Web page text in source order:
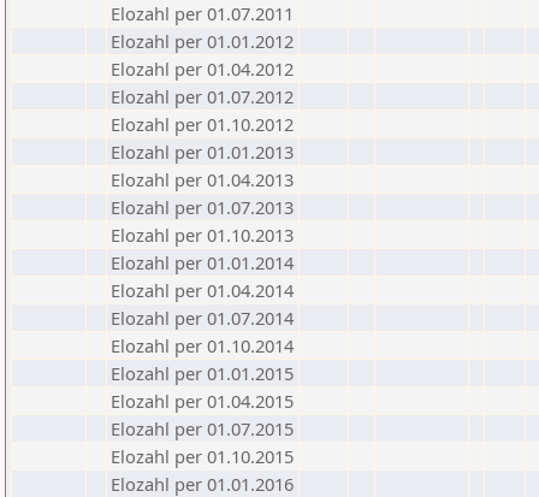
Elozahl per 01.07.2011
Elozahl per 01.01.2012
Elozahl per 01.04.2012
Elozahl per 01.07.2012
Elozahl per 01.10.2012
Elozahl per 01.01.2013
Elozahl per 01.04.2013
Elozahl per 01.07.2013
Elozahl per 01.10.2013
Elozahl per 01.01.2014
Elozahl per 01.04.2014
Elozahl per 01.07.2014
Elozahl per 01.10.2014
Elozahl per 01.01.2015
Elozahl per 01.04.2015
Elozahl per 01.07.2015
Elozahl per 01.10.2015
Elozahl per 01.01.2016